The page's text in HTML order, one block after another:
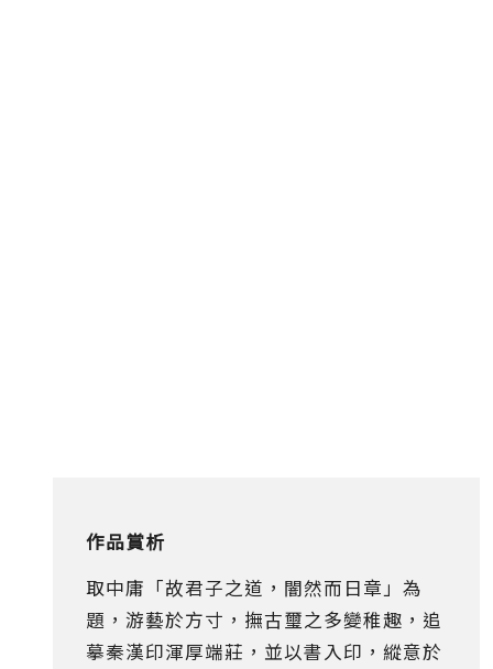
作品賞析
取中庸「故君子之道，闇然而日章」為
題，游藝於方寸，撫古璽之多變稚趣，追
摹秦漢印渾厚端莊，並以書入印，縱意於